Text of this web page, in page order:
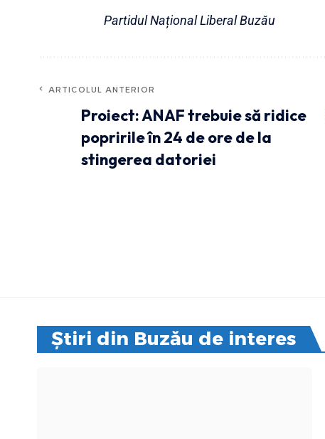
Partidul Național Liberal Buzău
ARTICOLUL ANTERIOR
Proiect: ANAF trebuie să ridice
popririle în 24 de ore de la
stingerea datoriei
Știri din Buzău de interes